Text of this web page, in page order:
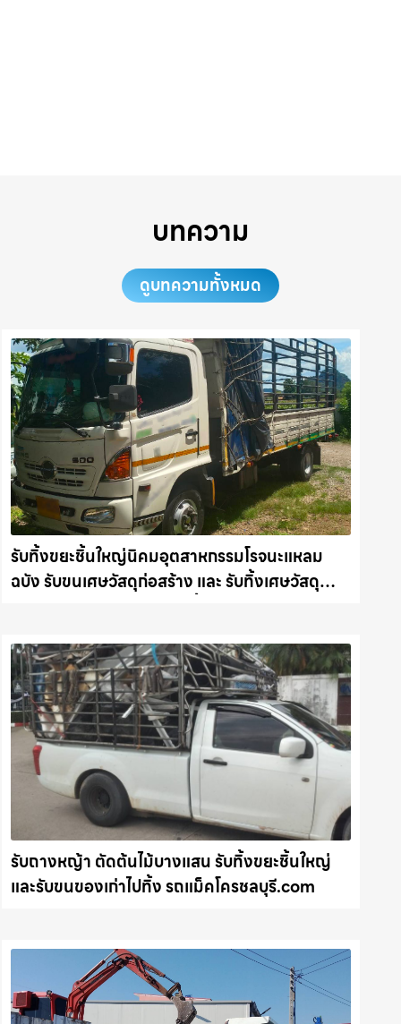
บทความ
ดูบทความทั้งหมด
รับทิ้งขยะชิ้นใหญ่นิคมอุตสาหกรรมโรจนะแหลม
ฉบัง รับขนเศษวัสดุก่อสร้าง และ รับทิ้งเศษวัสดุ
รับถางหญ้า ตัดต้นไม้บางแสน รับทิ้งขยะชิ้นใหญ่
และรับขนของเก่าไปทิ้ง รถแม็คโครชลบุรี.com